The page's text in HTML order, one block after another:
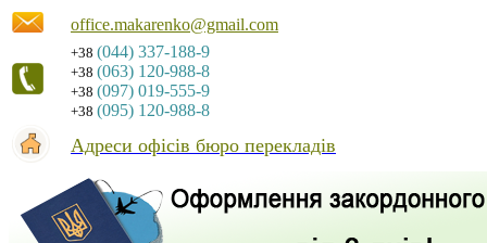
office.makarenko@gmail.com
+38 (044) 337-188-9
+38 (063) 120-988-8
+38 (097) 019-555-9
+38 (095) 120-988-8
Адреси офісів бюро перекладів